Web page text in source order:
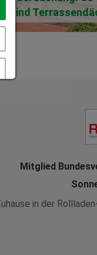
sind
Mitglied
in der